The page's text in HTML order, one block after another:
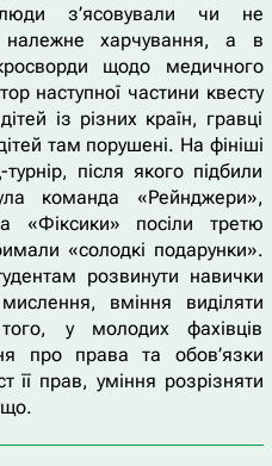
з’ясовували чи не
харчування, а в
щодо медичного
наступної частини квесту
із різних країн, гравці
там порушені. На фініші
після якого підбили
команда «Рейнджери»,
«Фіксики» посіли третю
«солодкі подарунки».
розвинути навички
вміння виділяти
у молодих фахівців
про права та обов’язки
її прав, уміння розрізняти